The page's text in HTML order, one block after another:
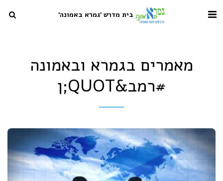
בית מדרש 'גמרא באמונה'
מאמרים בגמרא ובאמונה
#רמב&QUOT;ן